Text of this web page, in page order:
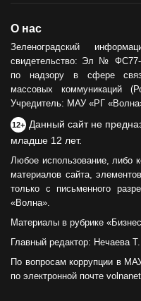
О нас
Зеленоградский
свидетельство: Эл № ФС77-
по надзору в сфере
массовых коммуникаций
Учредитель: МАУ «РГ
12+ Данный сайт не
младше 12 лет.
Любое использование, либо
материалов сайта,
только с письменного
«Волна».
Материалы в рубрике
Главный редактор: Нечаева
По вопросам коррупции в
по электронной почте